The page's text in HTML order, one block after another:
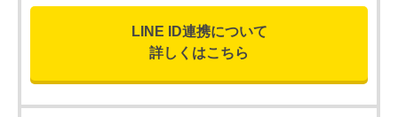
LINE ID連携について
詳しくはこちら